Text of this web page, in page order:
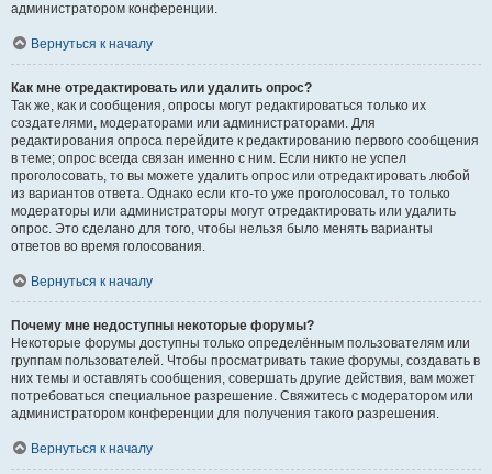
администратором конференции.
Вернуться к началу
Как мне отредактировать или удалить опрос?
Так же, как и сообщения, опросы могут редактироваться только их
создателями, модераторами или администраторами. Для
редактирования опроса перейдите к редактированию первого сообщения
в теме; опрос всегда связан именно с ним. Если никто не успел
проголосовать, то вы можете удалить опрос или отредактировать любой
из вариантов ответа. Однако если кто-то уже проголосовал, то только
модераторы или администраторы могут отредактировать или удалить
опрос. Это сделано для того, чтобы нельзя было менять варианты
ответов во время голосования.
Вернуться к началу
Почему мне недоступны некоторые форумы?
Некоторые форумы доступны только определённым пользователям или
группам пользователей. Чтобы просматривать такие форумы, создавать в
них темы и оставлять сообщения, совершать другие действия, вам может
потребоваться специальное разрешение. Свяжитесь с модератором или
администратором конференции для получения такого разрешения.
Вернуться к началу